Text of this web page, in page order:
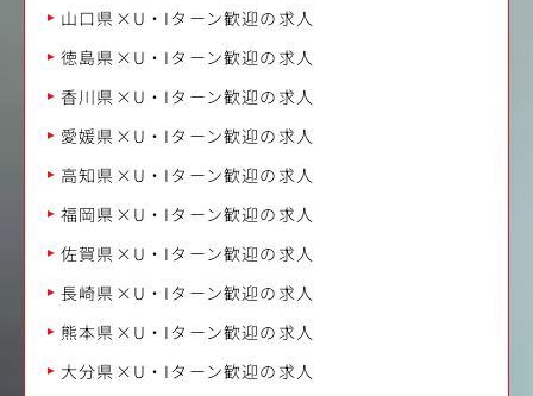
山口県×U・Iターン歓迎の求人
徳島県×U・Iターン歓迎の求人
香川県×U・Iターン歓迎の求人
愛媛県×U・Iターン歓迎の求人
高知県×U・Iターン歓迎の求人
福岡県×U・Iターン歓迎の求人
佐賀県×U・Iターン歓迎の求人
長崎県×U・Iターン歓迎の求人
熊本県×U・Iターン歓迎の求人
大分県×U・Iターン歓迎の求人